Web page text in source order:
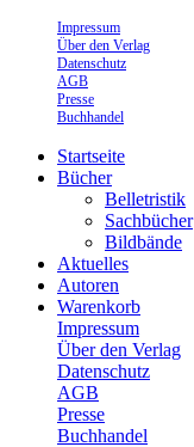
Impressum
Über den Verlag
Datenschutz
AGB
Presse
Buchhandel
Startseite
Bücher
Belletristik
Sachbücher
Bildbände
Aktuelles
Autoren
Warenkorb
Impressum
Über den Verlag
Datenschutz
AGB
Presse
Buchhandel